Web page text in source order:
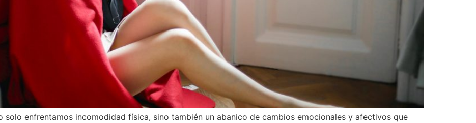
solo enfrentamos incomodidad física, sino también un abanico de cambios emocionales y afectivos que